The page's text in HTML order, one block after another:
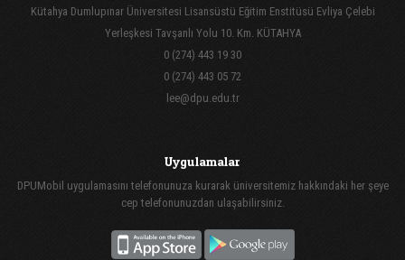
Kütahya Dumlupınar Üniversitesi Lisansüstü Eğitim Enstitüsü Evliya Çelebi
Yerleşkesi Tavşanlı Yolu 10. Km. KÜTAHYA
0 (274) 443 19 30
0 (274) 443 05 72
lee@dpu.edu.tr
Uygulamalar
DPUMobil uygulamasını telefonunuza kurarak üniversitemiz hakkındaki her şeye
cep telefonunuzdan ulaşabilirsiniz.